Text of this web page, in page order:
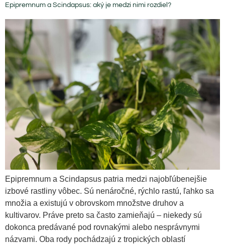
Epipremnum a Scindapsus: aký je medzi nimi rozdiel?
Epipremnum a Scindapsus patria medzi najobľúbenejšie
izbové rastliny vôbec. Sú nenáročné, rýchlo rastú, ľahko sa
množia a existujú v obrovskom množstve druhov a
kultivarov. Práve preto sa často zamieňajú – niekedy sú
dokonca predávané pod rovnakými alebo nesprávnymi
názvami. Oba rody pochádzajú z tropických oblastí